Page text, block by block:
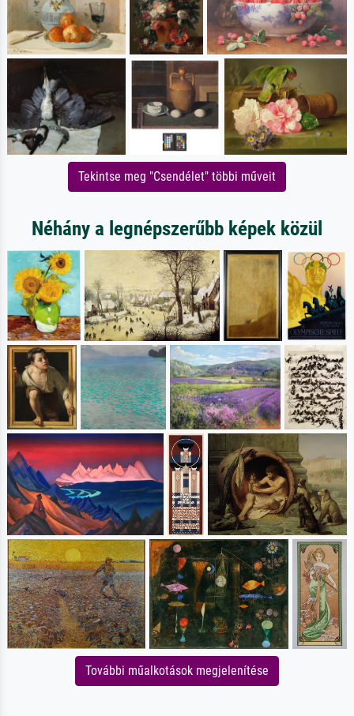
Tekintse meg "Csendélet" többi műveit
Néhány a legnépszerűbb képek közül
További műalkotások megjelenítése